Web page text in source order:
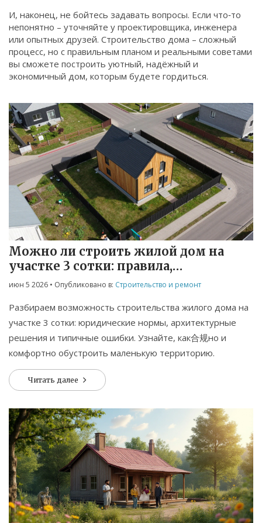
И, наконец, не бойтесь задавать вопросы. Если что‑то
непонятно – уточняйте у проектировщика, инженера
или опытных друзей. Строительство дома – сложный
процесс, но с правильным планом и реальными советами
вы сможете построить уютный, надёжный и
экономичный дом, которым будете гордиться.
Можно ли строить жилой дом на
участке 3 сотки: правила,
ограничения и реальные примеры
июн 5 2026 • Опубликовано в: Строительство и ремонт
Разбираем возможность строительства жилого дома на
участке 3 сотки: юридические нормы, архитектурные
решения и типичные ошибки. Узнайте, как合规но и
комфортно обустроить маленькую территорию.
Читать далее